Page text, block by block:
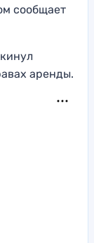
сообщает
аренды.